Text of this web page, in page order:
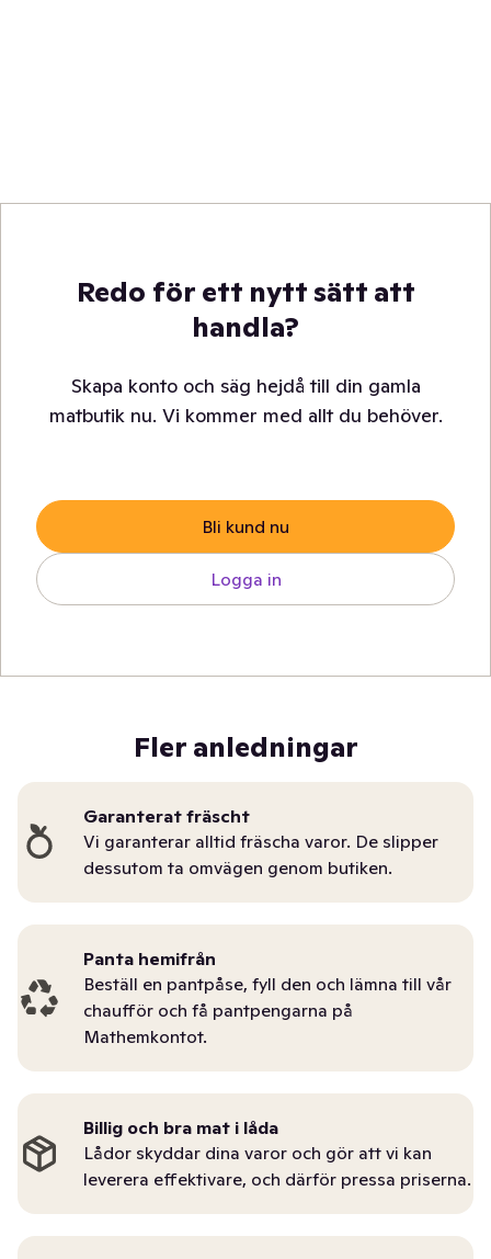
Redo för ett nytt sätt att
handla?
Skapa konto och säg hejdå till din gamla
matbutik nu. Vi kommer med allt du behöver.
Bli kund nu
Logga in
Fler anledningar
Garanterat fräscht
Vi garanterar alltid fräscha varor. De slipper
dessutom ta omvägen genom butiken.
Panta hemifrån
Beställ en pantpåse, fyll den och lämna till vår
chaufför och få pantpengarna på
Mathemkontot.
Billig och bra mat i låda
Lådor skyddar dina varor och gör att vi kan
leverera effektivare, och därför pressa priserna.